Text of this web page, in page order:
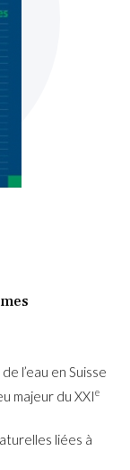
l’eau en Suisse
majeur du XXIe
liées à